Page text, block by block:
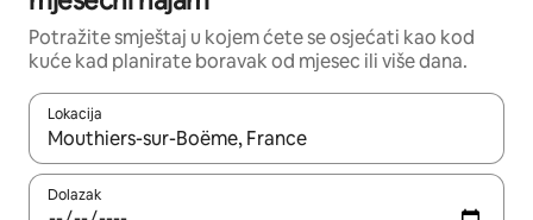
Potražite smještaj u kojem ćete se osjećati kao kod
kuće kad planirate boravak od mjesec ili više dana.
Lokacija
Kada budu dostupni rezultati, moći ćete ih pregledati
Dolazak